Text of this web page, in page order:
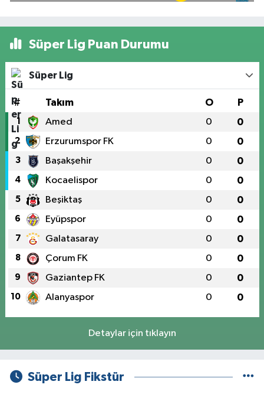
Süper Lig Puan Durumu
Süper Lig
# Takım O P
1 Amed 0 0
2 Erzurumspor FK 0 0
3 Başakşehir 0 0
4 Kocaelispor 0 0
5 Beşiktaş 0 0
6 Eyüpspor 0 0
7 Galatasaray 0 0
8 Çorum FK 0 0
9 Gaziantep FK 0 0
10 Alanyaspor 0 0
Detaylar için tıklayın
Süper Lig Fikstür